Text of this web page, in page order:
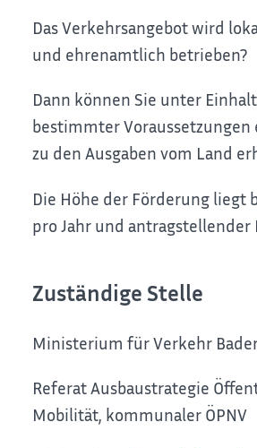
Das Verkehrsangebot wird
und ehrenamtlich betrieben?
Dann können Sie unter
bestimmter Voraussetzungen
zu den Ausgaben vom Land
Die Höhe der Förderung liegt
pro Jahr und
Zuständige Stelle
Ministerium für Verkehr
Referat Ausbaustrategie
Mobilität, kommunaler ÖPNV